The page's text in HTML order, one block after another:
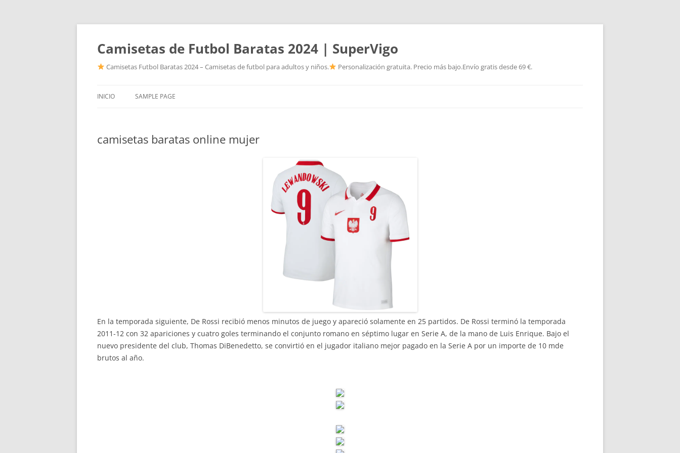
Camisetas de Futbol Baratas 2024 | SuperVigo
Camisetas Futbol Baratas 2024 – Camisetas de futbol para adultos y niños. Personalización gratuita. Precio más bajo.Envío gratis desde 69 €.
INICIO SAMPLE PAGE
camisetas baratas online mujer
En la temporada siguiente, De Rossi recibió menos minutos de juego y apareció solamente en 25 partidos. De Rossi terminó la temporada
2011-12 con 32 apariciones y cuatro goles terminando el conjunto romano en séptimo lugar en Serie A, de la mano de Luis Enrique. Bajo el
nuevo presidente del club, Thomas DiBenedetto, se convirtió en el jugador italiano mejor pagado en la Serie A por un importe de 10 mde
brutos al año.